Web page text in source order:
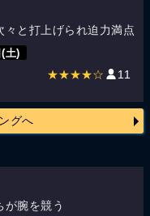
々と打上げられ迫力満点
土)
★★★★☆ 11
グへ
が腕を競う